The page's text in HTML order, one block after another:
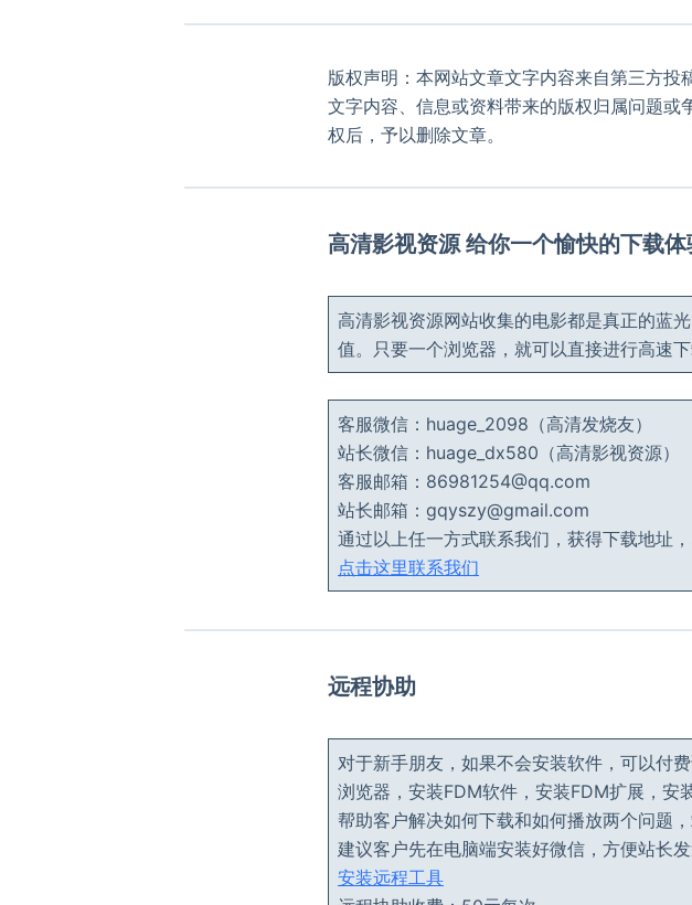
版权声明：本网站文章文字内容来自第三方
文字内容、信息或资料带来的版权归属问题
权后，予以删除文章。
高清影视资源 给你一个愉快的下载体
高清影视资源网站收集的电影都是真正的蓝
值。只要一个浏览器，就可以直接进行高速下
客服微信：huage_2098（高清发烧友）
站长微信：huage_dx580（高清影视资源）
客服邮箱：86981254@qq.com
站长邮箱：gqyszy@gmail.com
通过以上任一方式联系我们，获得下载地址，
点击这里联系我们
远程协助
对于新手朋友，如果不会安装软件，可以付
浏览器，安装FDM软件，安装FDM扩展，安
帮助客户解决如何下载和如何播放两个问题
建议客户先在电脑端安装好微信，方便站长发
安装远程工具